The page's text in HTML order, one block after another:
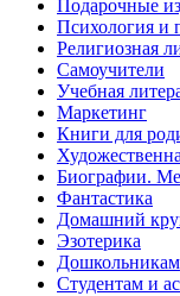
Подарочные
Психология и
Религиозная
Самоучители
Учебная
Маркетинг
Книги для
Биографии.
Фантастика
Домашний
Эзотерика
Дошкольникам
Студентам и